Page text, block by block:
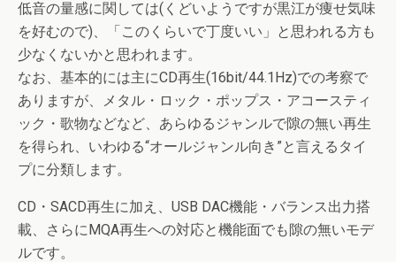
低音の量感に関しては(くどいようですが黒江が痩せ気味
を好むので)、「このくらいで丁度いい」と思われる方も
少なくないかと思われます。
なお、基本的には主にCD再生(16bit/44.1Hz)での考察で
ありますが、メタル・ロック・ポップス・アコースティ
ック・歌物などなど、あらゆるジャンルで隙の無い再生
を得られ、いわゆる“オールジャンル向き”と言えるタイ
プに分類します。
CD・SACD再生に加え、USB DAC機能・バランス出力搭
載、さらにMQA再生への対応と機能面でも隙の無いモデ
ルです。